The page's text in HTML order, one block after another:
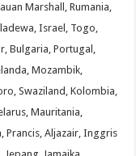
Marshall, Rumania,
Israel, Togo,
Bulgaria, Portugal,
Mozambik,
Swaziland, Kolombia,
Mauritania,
Prancis, Aljazair, Inggris